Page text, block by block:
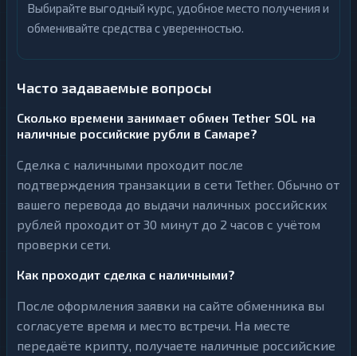
Выбирайте выгодный курс, удобное место получения и
обменивайте средства с уверенностью.
Часто задаваемые вопросы
Сколько времени занимает обмен Tether SOL на
наличные российские рубли в Самаре?
Сделка с наличными проходит после
подтверждения транзакции в сети Tether. Обычно от
вашего перевода до выдачи наличных российских
рублей проходит от 30 минут до 2 часов с учётом
проверки сети.
Как проходит сделка с наличными?
После оформления заявки на сайте обменника вы
согласуете время и место встречи. На месте
передаёте крипту, получаете наличные российские